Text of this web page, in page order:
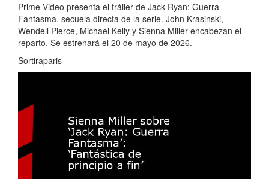
Prime Video presenta el tráiler de Jack Ryan: Guerra
Fantasma, secuela directa de la serie. John Krasinski,
Wendell Pierce, Michael Kelly y Sienna Miller encabezan el
reparto. Se estrenará el 20 de mayo de 2026.
Sortiraparis